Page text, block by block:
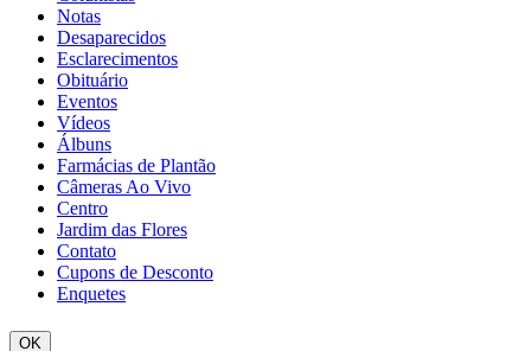
Notas
Desaparecidos
Esclarecimentos
Obituário
Eventos
Vídeos
Álbuns
Farmácias de Plantão
Câmeras Ao Vivo
Centro
Jardim das Flores
Contato
Cupons de Desconto
Enquetes
OK